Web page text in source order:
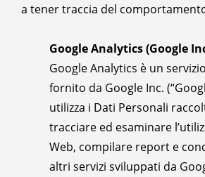
a tener traccia del
Google Analytics (Google
Google Analytics è un
fornito da Google Inc.
utilizza i Dati Personali
tracciare ed esaminare
Web, compilare report e
altri servizi sviluppati da